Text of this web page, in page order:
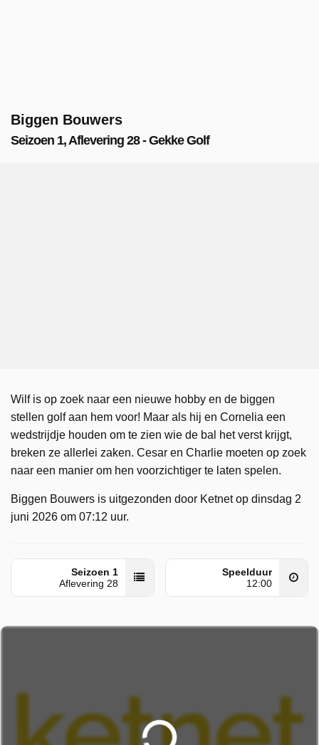
Biggen Bouwers
Seizoen 1, Aflevering 28 - Gekke Golf
Wilf is op zoek naar een nieuwe hobby en de biggen
stellen golf aan hem voor! Maar als hij en Cornelia een
wedstrijdje houden om te zien wie de bal het verst krijgt,
breken ze allerlei zaken. Cesar en Charlie moeten op zoek
naar een manier om hen voorzichtiger te laten spelen.
Biggen Bouwers is uitgezonden door Ketnet op dinsdag 2
juni 2026 om 07:12 uur.
Seizoen 1
Aflevering 28
Speelduur
12:00